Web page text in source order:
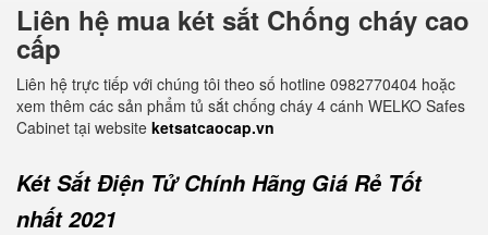
Liên hệ mua két sắt Chống cháy cao
cấp
Liên hệ trực tiếp với chúng tôi theo số hotline 0982770404 hoặc
xem thêm các sản phẩm tủ sắt chống cháy 4 cánh WELKO Safes
Cabinet tại website ketsatcaocap.vn
Két Sắt Điện Tử Chính Hãng Giá Rẻ Tốt
nhất 2021